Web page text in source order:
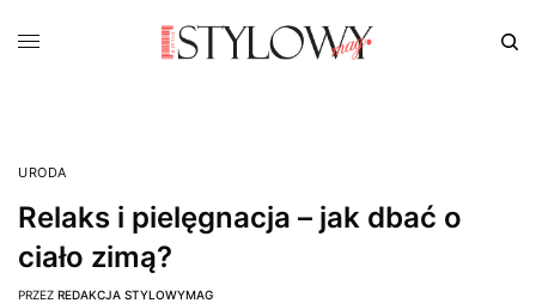
URODA
Relaks i pielęgnacja – jak dbać o
ciało zimą?
PRZEZ REDAKCJA STYLOWYMAG